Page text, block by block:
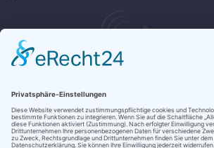
Montag - Freitag 10:00 - 18:00
Samstag, Sonntag, Feiertag 10:00